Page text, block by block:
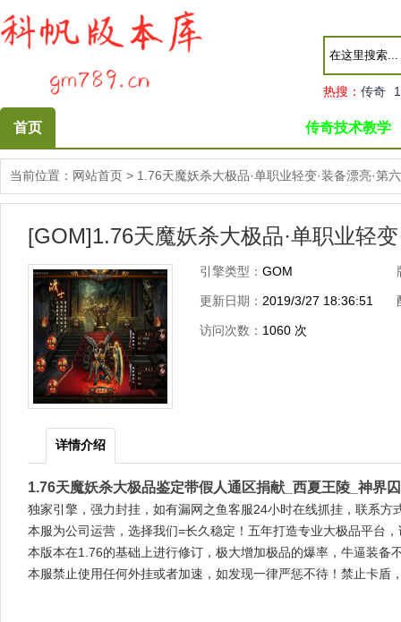
热搜： 传奇
首页 传奇技术教学
当前位置： 网站首页 > 1.76天魔妖杀大极品·单职业轻变·装备漂亮·第
[GOM]1.76天魔妖杀大极品·单职业轻
引擎类型： GOM
更新日期： 2019/3/27 18:36:51
访问次数： 1060 次
详情介绍
1.76天魔妖杀大极品鉴定带假人通区捐献_西夏王陵_神界
独家引擎，强力封挂，如有漏网之鱼客服24小时在线抓挂，联系方
本服为公司运营，选择我们=长久稳定！五年打造专业大极品平台
本版本在1.76的基础上进行修订，极大增加极品的爆率，牛逼装
本服禁止使用任何外挂或者加速，如发现一律严惩不待！禁止卡